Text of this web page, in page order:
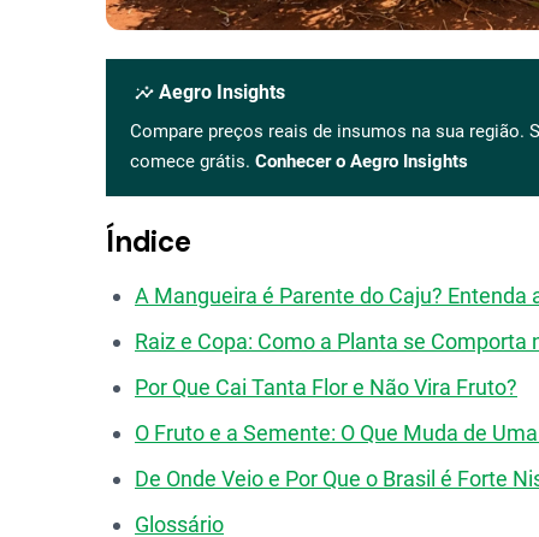
insights Aegro Insights
Compare preços reais de insumos na sua
comece grátis. Conhecer o Aegro Insights
Índice
A Mangueira é Parente do Caju? Entenda
Raiz e Copa: Como a Planta se Comporta
Por Que Cai Tanta Flor e Não Vira Fruto?
O Fruto e a Semente: O Que Muda de
De Onde Veio e Por Que o Brasil é Forte
Glossário